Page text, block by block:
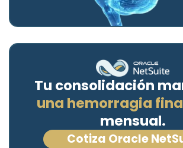
Tu consolidación
una hemorragia
mensual.
Cotiza Oracle